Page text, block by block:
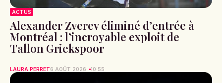
ACTUS
Alexander Zverev éliminé d’entrée à
Montréal : l’incroyable exploit de
Tallon Griekspoor
LAURA PERRET6 AOÛT 2026 10:55